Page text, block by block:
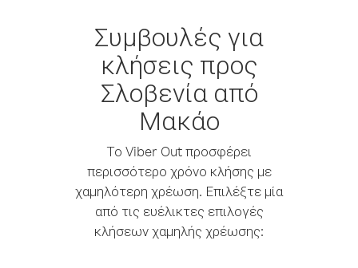
Συμβουλές για
κλήσεις προς
Σλοβενία από
Μακάο
Το Viber Out προσφέρει
περισσότερο χρόνο κλήσης με
χαμηλότερη χρέωση. Επιλέξτε μία
από τις ευέλικτες επιλογές
κλήσεων χαμηλής χρέωσης: